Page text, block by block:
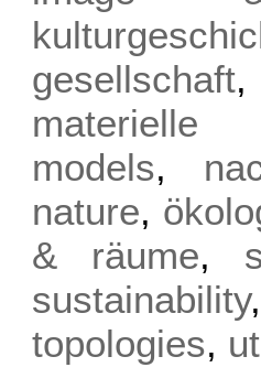
gesellschaft
materielle
models,
nature,
& räume,
sustainability
topologies,